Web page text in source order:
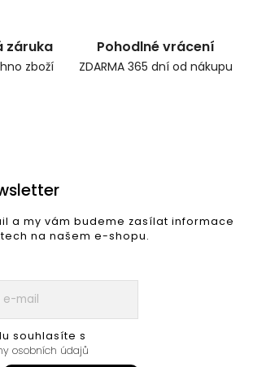
záruka
zboží
Pohodlné vrácení
ZDARMA 365 dní od nákupu
a my vám budeme zasílat informace
na našem e-shopu.
souhlasíte s
osobních údajů